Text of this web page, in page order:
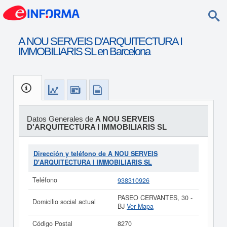
A NOU SERVEIS D'ARQUITECTURA I
IMMOBILIARIS SL en Barcelona
Datos Generales de A NOU SERVEIS
D'ARQUITECTURA I IMMOBILIARIS SL
Dirección y teléfono de A NOU SERVEIS
D'ARQUITECTURA I IMMOBILIARIS SL
Teléfono
938310926
Domicilio social actual
PASEO CERVANTES, 30 -
BJ Ver Mapa
Código Postal
8270